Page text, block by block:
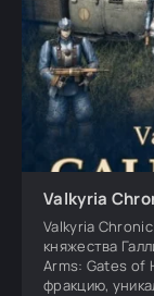
Valkyria
Valkyria
княжества
Arms: Gates of
фракцию,